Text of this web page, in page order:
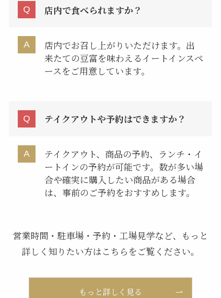
店内で食べられますか？
店内でお召し上がりいただけます。出
来たての豆富を味わえるイートインスペ
ースをご用意しています。
テイクアウトや予約はできますか？
テイクアウト、商品の予約、ランチ・イ
ートインの予約が可能です。数が多い場
合や確実に購入したい商品がある場合
は、事前のご予約をおすすめします。
営業時間・駐車場・予約・工場見学など、もっと
詳しく知りたい方はこちらをご覧ください。
もっと詳しく見る